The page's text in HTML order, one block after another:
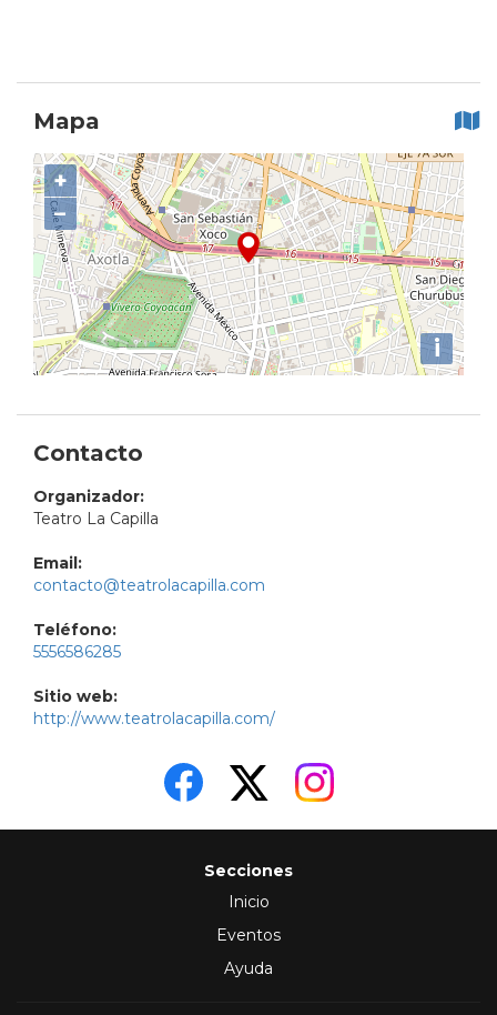
Mapa
+
−
i
Contacto
Organizador:
Teatro La Capilla
Email:
contacto@teatrolacapilla.com
Teléfono:
5556586285
Sitio web:
http://www.teatrolacapilla.com/
Secciones
Inicio
Eventos
Ayuda